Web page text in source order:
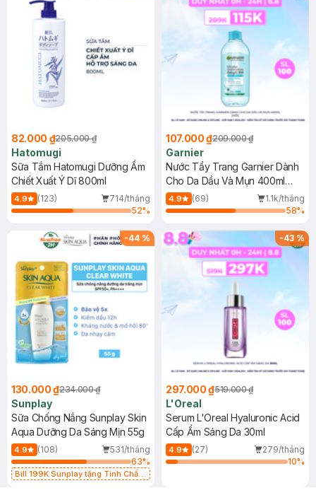
82.000 ₫205.000 ₫
Hatomugi
Sữa Tắm Hatomugi Dưỡng Ẩm
Chiết Xuất Ý Dĩ 800ml
4.9 (123)
714/tháng
52%
107.000 ₫209.000 ₫
Garnier
Nước Tẩy Trang Garnier Dành
Cho Da Dầu Và Mụn 400ml
(Mới)
4.9 (69)
1.1k/tháng
58%
-44 %
130.000 ₫234.000 ₫
Sunplay
Sữa Chống Nắng Sunplay Skin
Aqua Dưỡng Da Sáng Mịn 55g
4.9 (108)
531/tháng
63%
Bill 199K Sunplay tặng Tinh Chất
-43%
297.000 ₫519.000 ₫
L'Oreal
Serum L'Oreal Hyaluronic Acid
Cấp Ẩm Sáng Da 30ml
4.9 (27)
279/tháng
10%